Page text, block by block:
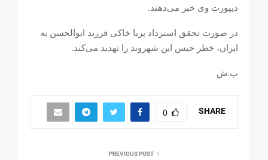
دیپورت وی خبر می‌دهند.
در صورت تحقق استرداد پریا خاکی فرزند ابوالحسن به
ایران، خطر حبس این شهروند را تهدید می‌کند.
ب.ش
SHARE
0
PREVIOUS POST